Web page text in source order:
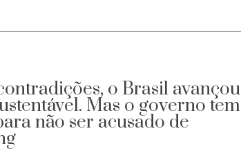
o Brasil avançou
Mas o governo tem
não ser acusado de